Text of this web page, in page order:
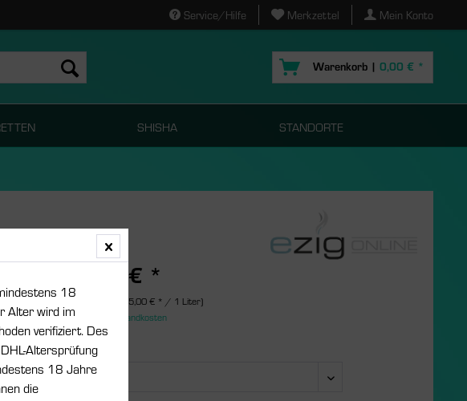
Service/Hilfe Merkzettel Mein Konto
Warenkorb | 0,00 € *
SHISHA STANDORTE
ab 8,95 € *
Inhalt:0.01 Liter (895,00 € * / 1 Liter)
inkl. MwSt.
zzgl. Versandkosten
Größe:
18
Alter wird im
verifiziert. Des
Altersprüfung
18 Jahre
die